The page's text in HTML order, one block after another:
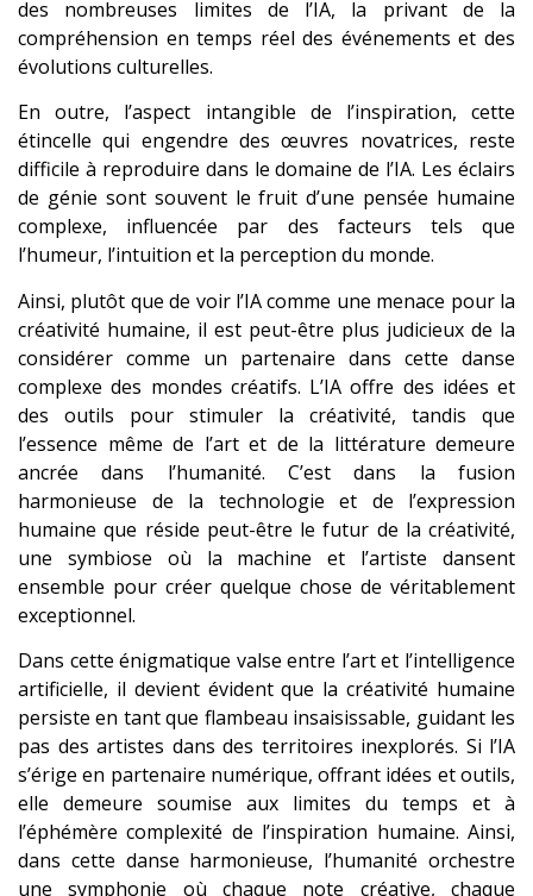
des nombreuses limites de l’IA, la privant de la
compréhension en temps réel des événements et des
évolutions culturelles.
En outre, l’aspect intangible de l’inspiration, cette
étincelle qui engendre des œuvres novatrices, reste
difficile à reproduire dans le domaine de l’IA. Les éclairs
de génie sont souvent le fruit d’une pensée humaine
complexe, influencée par des facteurs tels que
l’humeur, l’intuition et la perception du monde.
Ainsi, plutôt que de voir l’IA comme une menace pour la
créativité humaine, il est peut-être plus judicieux de la
considérer comme un partenaire dans cette danse
complexe des mondes créatifs. L’IA offre des idées et
des outils pour stimuler la créativité, tandis que
l’essence même de l’art et de la littérature demeure
ancrée dans l’humanité. C’est dans la fusion
harmonieuse de la technologie et de l’expression
humaine que réside peut-être le futur de la créativité,
une symbiose où la machine et l’artiste dansent
ensemble pour créer quelque chose de véritablement
exceptionnel.
Dans cette énigmatique valse entre l’art et l’intelligence
artificielle, il devient évident que la créativité humaine
persiste en tant que flambeau insaisissable, guidant les
pas des artistes dans des territoires inexplorés. Si l’IA
s’érige en partenaire numérique, offrant idées et outils,
elle demeure soumise aux limites du temps et à
l’éphémère complexité de l’inspiration humaine. Ainsi,
dans cette danse harmonieuse, l’humanité orchestre
une symphonie où chaque note créative, chaque